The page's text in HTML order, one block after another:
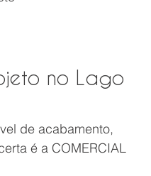
no Lago
de acabamento,
é a COMERCIAL